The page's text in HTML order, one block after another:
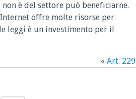
è del settore può beneficiarne.
offre molte risorse per
leggi è un investimento per il
« Art. 229